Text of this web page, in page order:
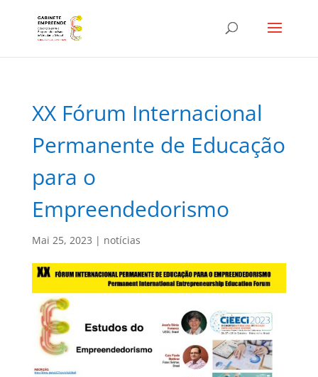
XX Fórum Internacional
Permanente de Educação
para o
Empreendedorismo
Mai 25, 2023 | notícias